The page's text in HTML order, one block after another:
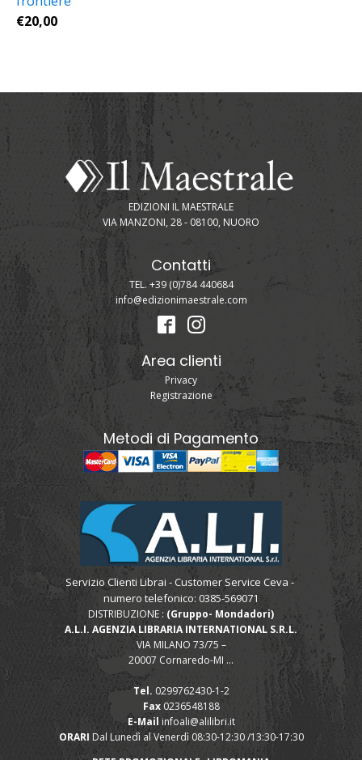
€20,00
EDIZIONI IL MAESTRALE
VIA MANZONI, 28 - 08100, NUORO
Contatti
TEL. +39 (0)784 440684
info@edizionimaestrale.com
Area clienti
Privacy
Registrazione
Metodi di Pagamento
Servizio Clienti Librai - Customer Service Ceva -
numero telefonico: 0385-569071
DISTRIBUZIONE : (Gruppo- Mondadori)
A.L.I. AGENZIA LIBRARIA INTERNATIONAL S.R.L.
VIA MILANO 73/75 –
20007 Cornaredo-MI ...
Tel. 0299762430-1-2
Fax0236548188
E-Mail infoali@alilibri.it
ORARI Dal Lunedì al Venerdì 08:30-12:30 /13:30-17:30